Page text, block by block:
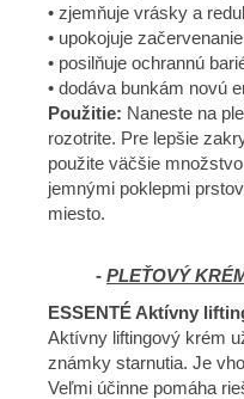
• zjemňuje vrásky a
• upokojuje
• posilňuje ochrannú
• dodáva bunkám novú
Použitie: Naneste na
rozotrite. Pre lepšie
použite väčšie
jemnými poklepmi
miesto.
- PLEŤOVÝ
ESSENTÉ Aktívny
Aktívny liftingový krém
známky starnutia. Je
Veľmi účinne pomáha